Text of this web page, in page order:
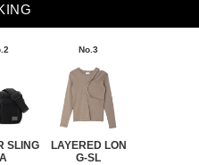
SLING
No.3
LAYERED LON
G-SL